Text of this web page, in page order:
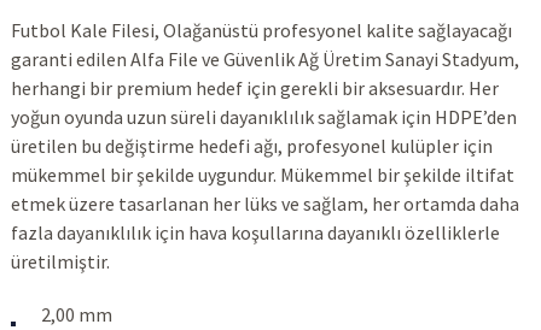
Futbol Kale Filesi, Olağanüstü profesyonel kalite sağlayacağı
garanti edilen Alfa File ve Güvenlik Ağ Üretim Sanayi Stadyum,
herhangi bir premium hedef için gerekli bir aksesuardır. Her
yoğun oyunda uzun süreli dayanıklılık sağlamak için HDPE’den
üretilen bu değiştirme hedefi ağı, profesyonel kulüpler için
mükemmel bir şekilde uygundur. Mükemmel bir şekilde iltifat
etmek üzere tasarlanan her lüks ve sağlam, her ortamda daha
fazla dayanıklılık için hava koşullarına dayanıklı özelliklerle
üretilmiştir.
2,00 mm